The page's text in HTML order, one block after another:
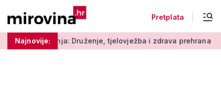
Pretplata
Najnovije:
Druženje, tjelovježba i zdrava prehrana za umirovljenike